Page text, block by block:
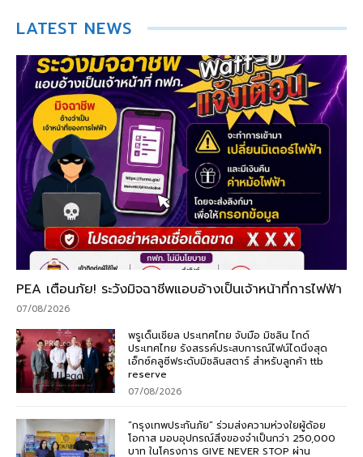
LATEST NEWS
PEA เตือนภัย! ระวังมิจฉาชีพแอบอ้างเป็นเจ้าหน้าที่การไฟฟ้า
07/08/2026
พรูเด็นเชียล ประเทศไทย จับมือ มิชลิน ไกด์
ประเทศไทย รังสรรค์ประสบการณ์ไฟน์ไดนิ่งสุด
เอ็กซ์คลูซีฟระดับมิชลินสตาร์ สำหรับลูกค้า ttb
reserve
07/08/2026
“กรุงเทพประกันภัย” ร่วมส่งความห่วงใยผู้ด้อย
โอกาส มอบอุปกรณ์สิ่งของจำเป็นกว่า 250,000
บาท ในโครงการ GIVE NEVER STOP ผ่าน